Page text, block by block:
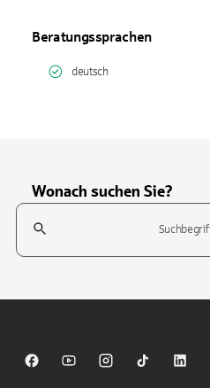
Beratungssprachen
deutsch
Wonach suchen Sie?
Suchfeld
Sparkasse auf Facebook
Sparkasse auf Youtube
Sparkasse auf
Sparkasse